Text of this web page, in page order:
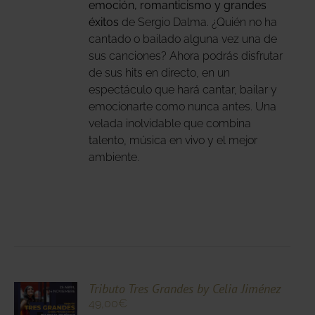
emoción, romanticismo y grandes
éxitos de Sergio Dalma. ¿Quién no ha
cantado o bailado alguna vez una de
sus canciones? Ahora podrás disfrutar
de sus hits en directo, en un
espectáculo que hará cantar, bailar y
emocionarte como nunca antes. Una
velada inolvidable que combina
talento, música en vivo y el mejor
ambiente.
Tributo Tres Grandes by Celia Jiménez
49,00€